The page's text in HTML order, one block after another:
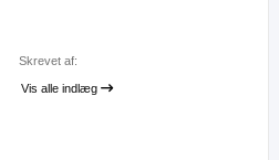
Skrevet af:
Vis alle indlæg